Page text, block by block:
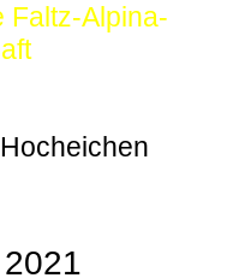
Faltz-Alpina-